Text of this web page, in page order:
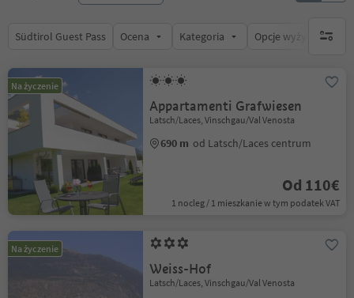
Südtirol Guest Pass Ocena Kategoria Opcje wyżywieniabrak
Na życzenie
Appartamenti Grafwiesen
Latsch/Laces, Vinschgau/Val Venosta
690 m od Latsch/Laces centrum
Od 110€
1 nocleg / 1 mieszkanie w tym podatek VAT
Na życzenie
Weiss-Hof
Latsch/Laces, Vinschgau/Val Venosta